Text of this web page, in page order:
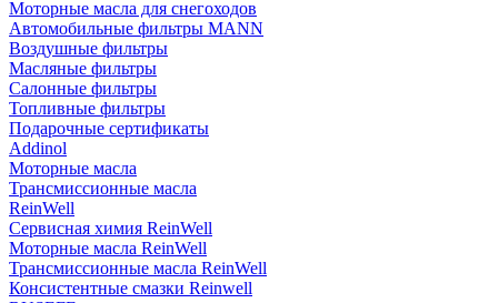
Моторные масла для снегоходов
Автомобильные фильтры MANN
Воздушные фильтры
Масляные фильтры
Салонные фильтры
Топливные фильтры
Подарочные сертификаты
Addinol
Моторные масла
Трансмиссионные масла
ReinWell
Сервисная химия ReinWell
Моторные масла ReinWell
Трансмиссионные масла ReinWell
Консистентные смазки Reinwell